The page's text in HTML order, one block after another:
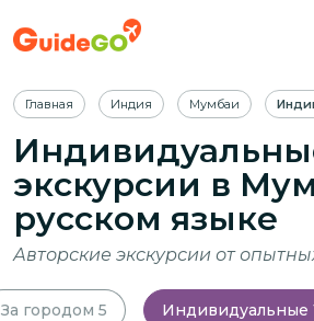
Главная Индия Мумбаи
экскурсии в
русском языке
Авторские экскурсии от
За городом 5 Индивидуальные